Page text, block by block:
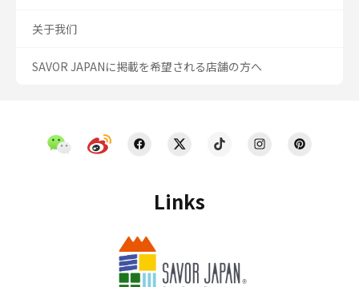
Links
关于我们
SAVOR JAPANに掲載を希望される店舗の方へ